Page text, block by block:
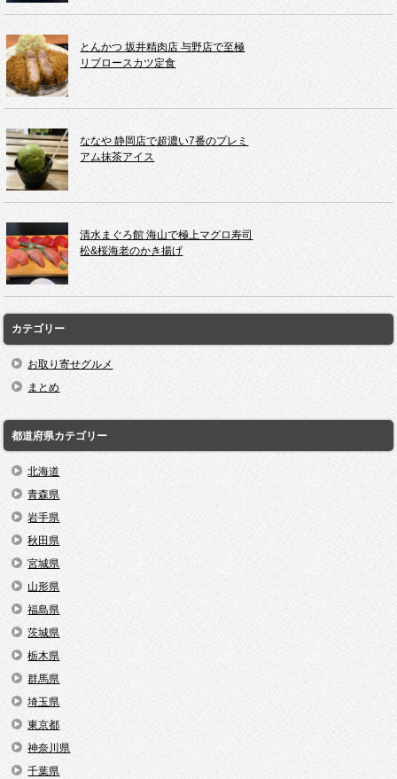
とんかつ 坂井精肉店 与野店で至極
リブロースカツ定食
ななや 静岡店で超濃い7番のプレミ
アム抹茶アイス
清水まぐろ館 海山で極上マグロ寿司
松&桜海老のかき揚げ
カテゴリー
お取り寄せグルメ
まとめ
都道府県カテゴリー
北海道
青森県
岩手県
秋田県
宮城県
山形県
福島県
茨城県
栃木県
群馬県
埼玉県
東京都
神奈川県
千葉県